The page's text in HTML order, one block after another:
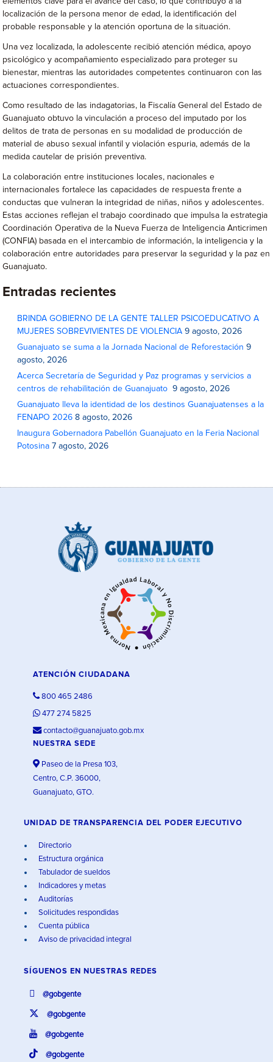
localización de la persona menor de edad, la identificación del
probable responsable y la atención oportuna de la situación.
Una vez localizada, la adolescente recibió atención médica, apoyo
psicológico y acompañamiento especializado para proteger su
bienestar, mientras las autoridades competentes continuaron con las
actuaciones correspondientes.
Como resultado de las indagatorias, la Fiscalía General del Estado de
Guanajuato obtuvo la vinculación a proceso del imputado por los
delitos de trata de personas en su modalidad de producción de
material de abuso sexual infantil y violación espuria, además de la
medida cautelar de prisión preventiva.
La colaboración entre instituciones locales, nacionales e
internacionales fortalece las capacidades de respuesta frente a
conductas que vulneran la integridad de niñas, niños y adolescentes.
Estas acciones reflejan el trabajo coordinado que impulsa la estrategia
Coordinación Operativa de la Nueva Fuerza de Inteligencia Anticrimen
(CONFIA) basada en el intercambio de información, la inteligencia y la
colaboración entre autoridades para preservar la seguridad y la paz en
Guanajuato.
Entradas recientes
BRINDA GOBIERNO DE LA GENTE TALLER PSICOEDUCATIVO A
MUJERES SOBREVIVIENTES DE VIOLENCIA 9 agosto, 2026
Guanajuato se suma a la Jornada Nacional de Reforestación 9
agosto, 2026
Acerca Secretaría de Seguridad y Paz programas y servicios a
centros de rehabilitación de Guanajuato
9 agosto, 2026
Guanajuato lleva la identidad de los destinos Guanajuatenses a la
FENAPO 2026 8 agosto, 2026
Inaugura Gobernadora Pabellón Guanajuato en la Feria Nacional
Potosina 7 agosto, 2026
ATENCIÓN CIUDADANA
800 465 2486
477 274 5825
contacto@guanajuato.gob.mx
NUESTRA SEDE
Paseo de la Presa 103,
Centro, C.P. 36000,
Guanajuato, GTO.
UNIDAD DE TRANSPARENCIA DEL PODER EJECUTIVO
Directorio
Estructura orgánica
Tabulador de sueldos
Indicadores y metas
Auditorías
Solicitudes respondidas
Cuenta pública
Aviso de privacidad integral
SÍGUENOS EN NUESTRAS REDES
@gobgente
@gobgente
@gobgente
@gobgente